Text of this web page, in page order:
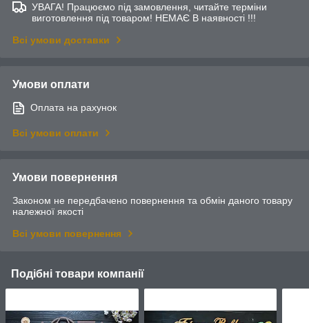
УВАГА! Працюємо під замовлення, читайте терміни
виготовлення під товаром! НЕМАЄ В наявності !!!
Всі умови доставки
Умови оплати
Оплата на рахунок
Всі умови оплати
Умови повернення
Законом не передбачено повернення та обмін даного товару
належної якості
Всі умови повернення
Подібні товари компанії